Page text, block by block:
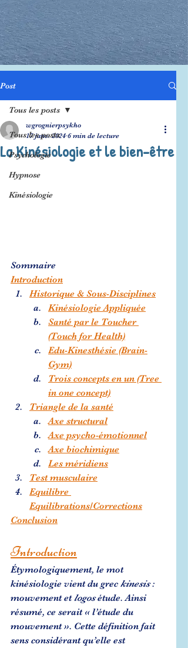
Post
Tous les posts
Psychologie
Hypnose
Kinésiologie
Tous les posts
La Kinésiologie et le bien-être
wgrognierpsykho
17 janv. 2024 6 min de lecture
Sommaire
Introduction
Historique & Sous-Disciplines
Kinésiologie Appliquée
Santé par le Toucher
(Touch for Health)
Edu-Kinesthésie (Brain-
Gym)
Trois concepts en un (Tree
in one concept)
Triangle de la santé
Axe structural
Axe psycho-émotionnel
Axe biochimique
Les méridiens
Test musculaire
Equilibre
Equilibrations/Corrections
Conclusion
Introduction
Étymologiquement, le mot
kinésiologie vient du grec kinesis :
mouvement et logos étude. Ainsi
résumé, ce serait « l’étude du
mouvement ». Cette définition fait
sens considérant qu’elle est